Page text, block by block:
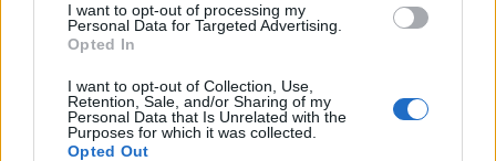
I want to opt-out of processing my
Personal Data for Targeted Advertising.
Opted In
I want to opt-out of Collection, Use,
Retention, Sale, and/or Sharing of my
Personal Data that Is Unrelated with the
Purposes for which it was collected.
Opted Out